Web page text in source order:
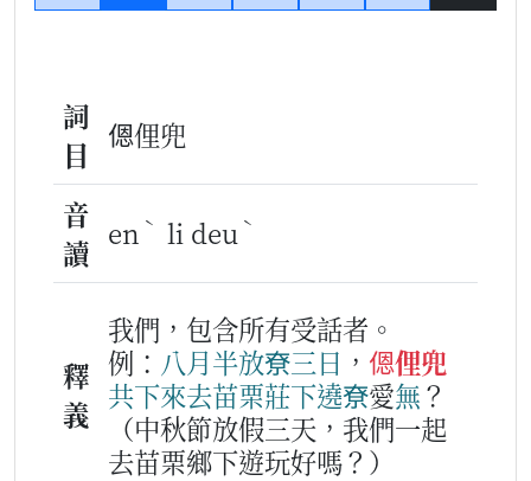
詞
目
𫣆俚兜
音
讀
en ˋ li deu ˋ
釋
義
我們，包含所有受話者。
例： 八月半放尞三日 ， 𫣆俚兜
共下來去苗栗莊下遶尞愛無？
（中秋節放假三天，我們一起
去苗栗鄉下遊玩好嗎？）